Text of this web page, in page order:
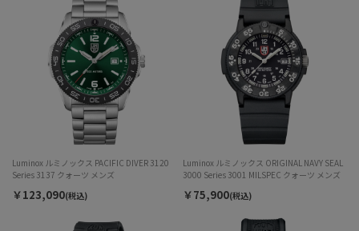
Luminox ルミノックス PACIFIC DIVER 3120
Series 3137 クォーツ メンズ
￥123,090(税込)
Luminox ルミノックス ORIGINAL NAVY SEAL
3000 Series 3001 MILSPEC クォーツ メンズ
￥75,900(税込)